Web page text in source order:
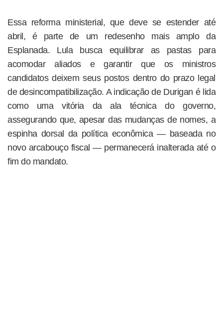
Essa reforma ministerial, que deve se estender até
abril, é parte de um redesenho mais amplo da
Esplanada. Lula busca equilibrar as pastas para
acomodar aliados e garantir que os ministros
candidatos deixem seus postos dentro do prazo legal
de desincompatibilização. A indicação de Durigan é lida
como uma vitória da ala técnica do governo,
assegurando que, apesar das mudanças de nomes, a
espinha dorsal da política econômica — baseada no
novo arcabouço fiscal — permanecerá inalterada até o
fim do mandato.